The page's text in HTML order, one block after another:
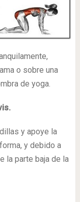
o sobre una
de yoga.
y apoye la
y debido a
la parte baja de la